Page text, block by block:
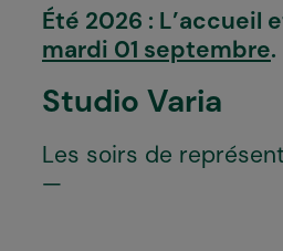
Été 2026 : L’accueil
mardi 01 septembre.
Studio Varia
Les soirs de